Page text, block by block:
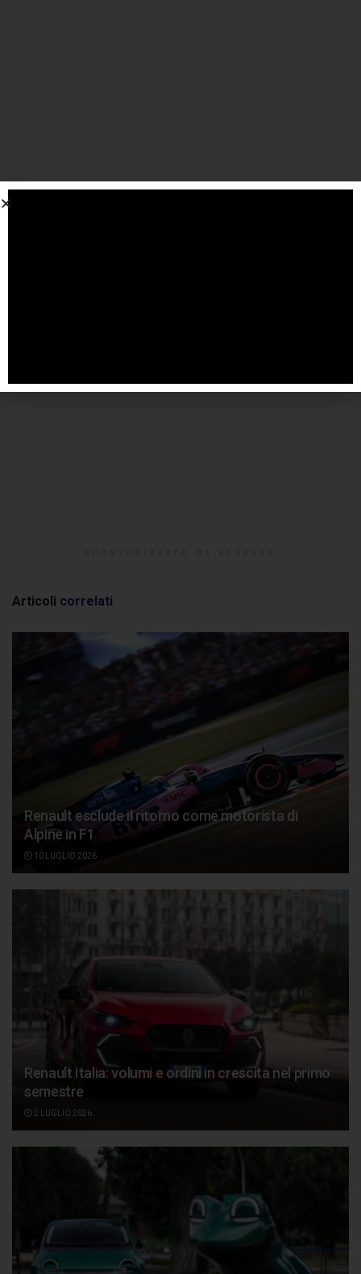
Articoli correlati
Renault esclude il ritorno come motorista di
Alpine in F1
10 LUGLIO 2026
Renault Italia: volumi e ordini in crescita nel primo
semestre
2 LUGLIO 2026